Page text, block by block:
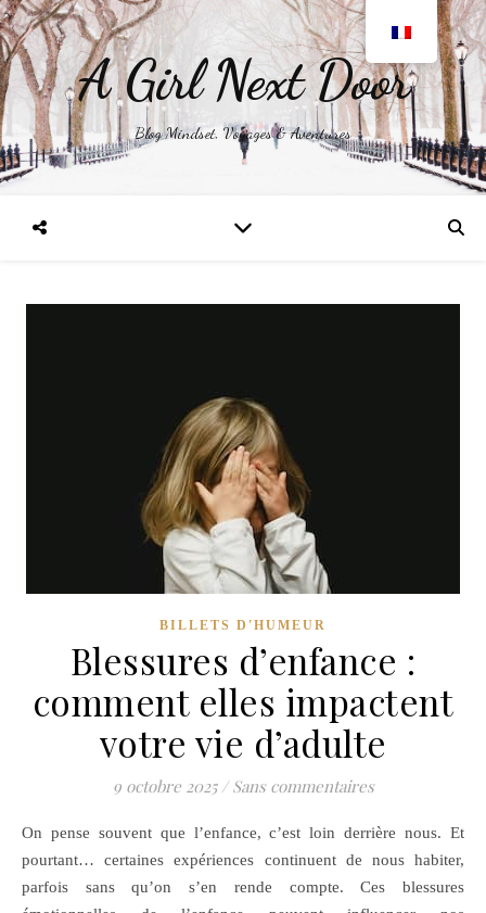
A Girl Next Door
Blog Mindset, Voyages & Aventures
BILLETS D'HUMEUR
Blessures d’enfance :
comment elles impactent
votre vie d’adulte
9 octobre 2025 / Sans commentaires
On pense souvent que l’enfance, c’est loin derrière nous. Et
pourtant… certaines expériences continuent de nous habiter,
parfois sans qu’on s’en rende compte. Ces blessures